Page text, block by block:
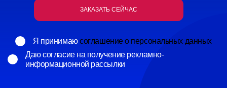
Я принимаюсоглашение о персональных данных
Даю согласие на получение рекламно-
информационной рассылки